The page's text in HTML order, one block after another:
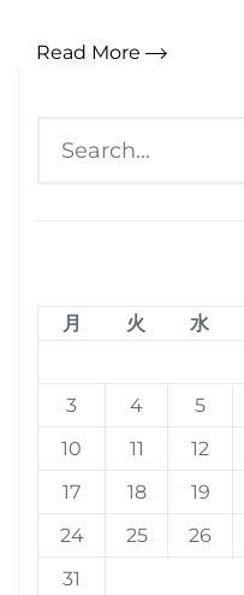
Read More
月 火 水
3
4 5
10
11 12
17
18 19
24
25 26
31